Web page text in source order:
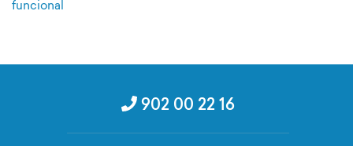
funcional
902 00 22 16